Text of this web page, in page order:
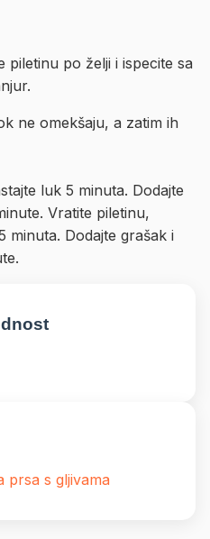
piletinu po želji i ispecite sa
ne omekšaju, a zatim ih
luk 5 minuta. Dodajte
Vratite piletinu,
minuta. Dodajte grašak i
prsa s gljivama